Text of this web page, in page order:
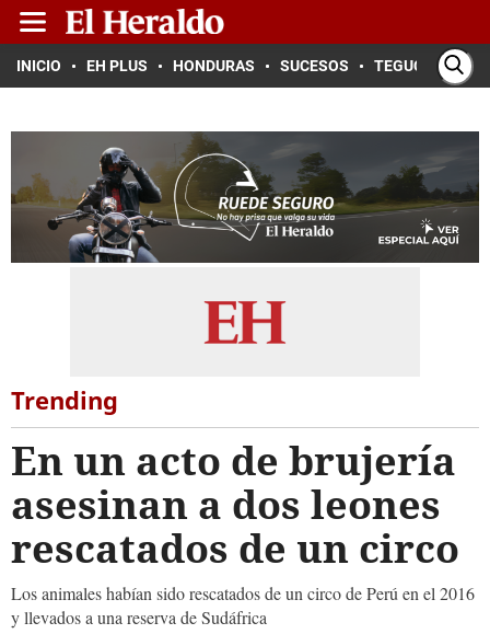
INICIO EH PLUS HONDURAS SUCESOS TEGUCIGALPA
Trending
En un acto de brujería
asesinan a dos leones
rescatados de un circo
Los animales habían sido rescatados de un circo de Perú en el 2016
y llevados a una reserva de Sudáfrica